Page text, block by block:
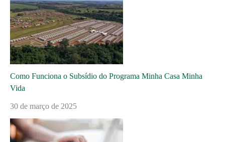
Como Funciona o Subsídio do Programa Minha Casa Minha
Vida
30 de março de 2025